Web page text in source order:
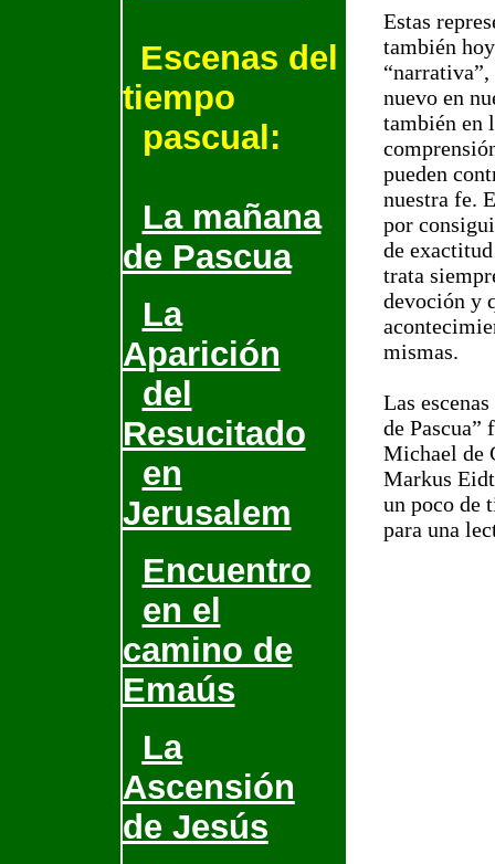
Escenas del
tiempo
pascual:
La mañana
de Pascua
La
Aparición
del
Resucitado
en
Jerusalem
Encuentro
en el
camino de
Emaús
La
Ascensión
de Jesús
Estas
también
nuevo en
también en
pueden
nuestra fe.
por
de
trata
devoción y
mismas.
Las
de Pascua”
Michael de
Markus
un poco de
para una